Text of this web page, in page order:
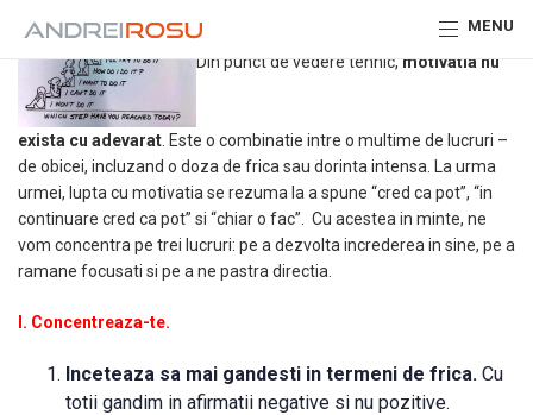
MENU
Din punct de vedere tehnic, motivatia nu
exista cu adevarat . Este o combinatie intre o multime de lucruri –
de obicei, incluzand o doza de frica sau dorinta intensa. La urma
urmei, lupta cu motivatia se rezuma la a spune “cred ca pot”, “in
continuare cred ca pot” si “chiar o fac”. Cu acestea in minte, ne
vom concentra pe trei lucruri: pe a dezvolta increderea in sine, pe a
ramane focusati si pe a ne pastra directia.
I. Concentreaza-te.
Inceteaza sa mai gandesti in termeni de frica. Cu
totii gandim in afirmatii negative si nu pozitive.